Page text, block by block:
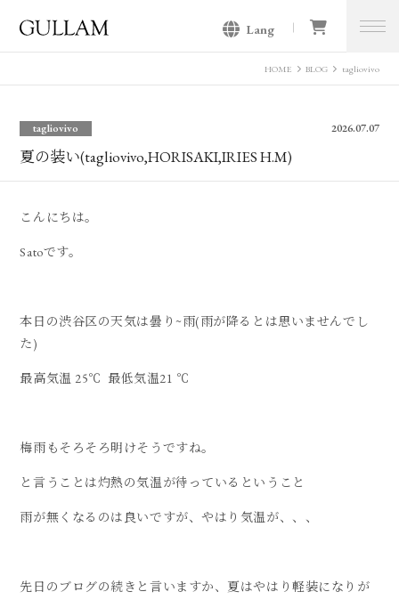
Lang
HOME BLOG tagliovivo
tagliovivo 2026.07.07
夏の装い(tagliovivo,HORISAKI,IRIES H.M)
こんにちは。
Satoです。
本日の渋谷区の天気は曇り~雨(雨が降るとは思いませんでし
た)
最高気温 25℃ 最低気温21 ℃
梅雨もそろそろ明けそうですね。
と言うことは灼熱の気温が待っているということ
雨が無くなるのは良いですが、やはり気温が、、、
先日のブログの続きと言いますか、夏はやはり軽装になりが